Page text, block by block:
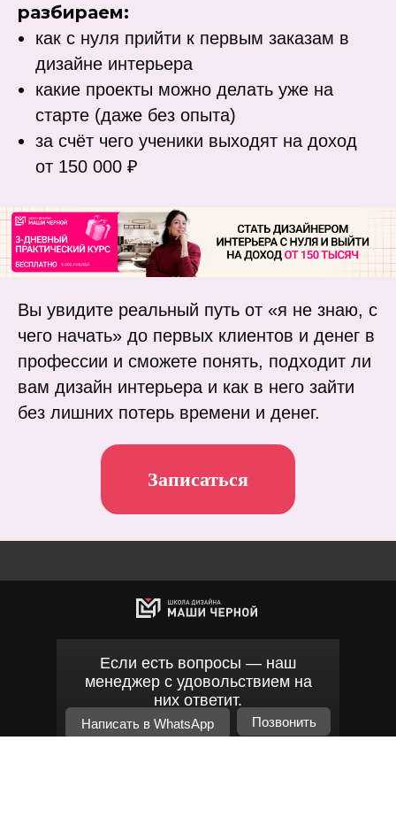
разбираем:
как с нуля прийти к первым заказам в
дизайне интерьера
какие проекты можно делать уже на
старте (даже без опыта)
за счёт чего ученики выходят на доход
от 150 000 ₽
Вы увидите реальный путь от «я не знаю, с
чего начать» до первых клиентов и денег в
профессии и сможете понять, подходит ли
вам дизайн интерьера и как в него зайти
без лишних потерь времени и денег.
Записаться
Если есть вопросы — наш
менеджер с удовольствием на
них ответит.
Написать в WhatsApp Позвонить